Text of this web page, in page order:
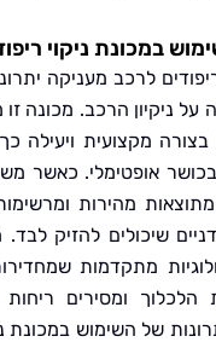
ניקוי ריפודים
מעניקה יתרונות
הרכב. מכונה זו מאפשרת
ויעילה כך
כאשר משתמשים
מהירות ומרשימות בלי
להזיק לבד. מכונת
שמחדירות מים
ריחות לא
במכונת ניקוי